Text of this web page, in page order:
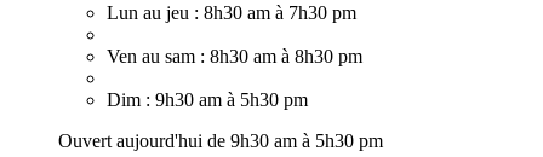
Lun au jeu : 8h30 am à 7h30 pm
Ven au sam : 8h30 am à 8h30 pm
Dim : 9h30 am à 5h30 pm
Ouvert aujourd'hui de 9h30 am à 5h30 pm